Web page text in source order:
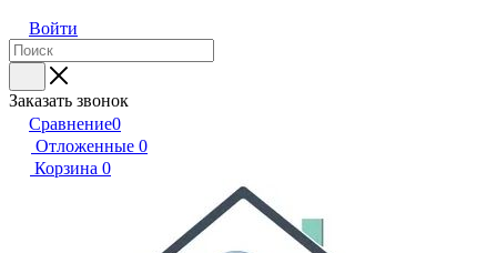
Войти
Заказать звонок
Сравнение0
Отложенные 0
Корзина 0